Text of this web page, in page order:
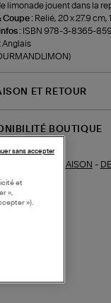
limonade jouent dans la
Coupe : Relié, 20 x 27.9 cm,
: ISBN 978-3-8365-
Anglais
ET RETOUR
BOUTIQUE
MAISON -
et
»,
»).
sans accepter